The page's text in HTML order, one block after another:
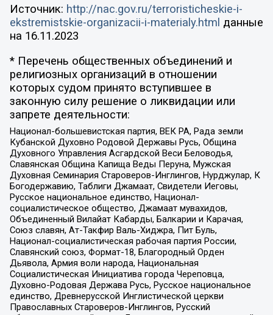
Источник: http://nac.gov.ru/terroristicheskie-i-
ekstremistskie-organizacii-i-materialy.html данные
на 16.11.2023
* Перечень общественных объединений и
религиозных организаций в отношении
которых судом принято вступившее в
законную силу решение о ликвидации или
запрете деятельности:
Национал-большевистская партия, ВЕК РА, Рада земли
Кубанской Духовно Родовой Державы Русь, Община
Духовного Управления Асгардской Веси Беловодья,
Славянская Община Капища Веды Перуна, Мужская
Духовная Семинария Староверов-Инглингов, Нурджулар, К
Богодержавию, Таблиги Джамаат, Свидетели Иеговы,
Русское национальное единство, Национал-
социалистическое общество, Джамаат мувахидов,
Объединенный Вилайат Кабарды, Балкарии и Карачая,
Союз славян, Ат-Такфир Валь-Хиджра, Пит Буль,
Национал-социалистическая рабочая партия России,
Славянский союз, Формат-18, Благородный Орден
Дьявола, Армия воли народа, Национальная
Социалистическая Инициатива города Череповца,
Духовно-Родовая Держава Русь, Русское национальное
единство, Древнерусской Инглистической церкви
Православных Староверов-Инглингов, Русский